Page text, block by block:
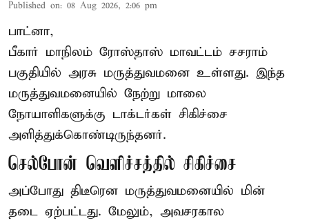
Published on: 08 Aug 2026, 2:06 pm
பாட்னா,
பீகார் மாநிலம் ரோஸ்தாஸ் மாவட்டம் சசராம்
பகுதியில் அரசு மருத்துவமனை உள்ளது. இந்த
மருத்துவமனையில் நேற்று மாலை
நோயாளிகளுக்கு டாக்டர்கள் சிகிச்சை
அளித்துக்கொண்டிருந்தனர்.
செல்போன் வெளிச்சத்தில் சிகிச்சை
அப்போது திடீரென மருத்துவமனையில் மின்
தடை ஏற்பட்டது. மேலும், அவசரகால